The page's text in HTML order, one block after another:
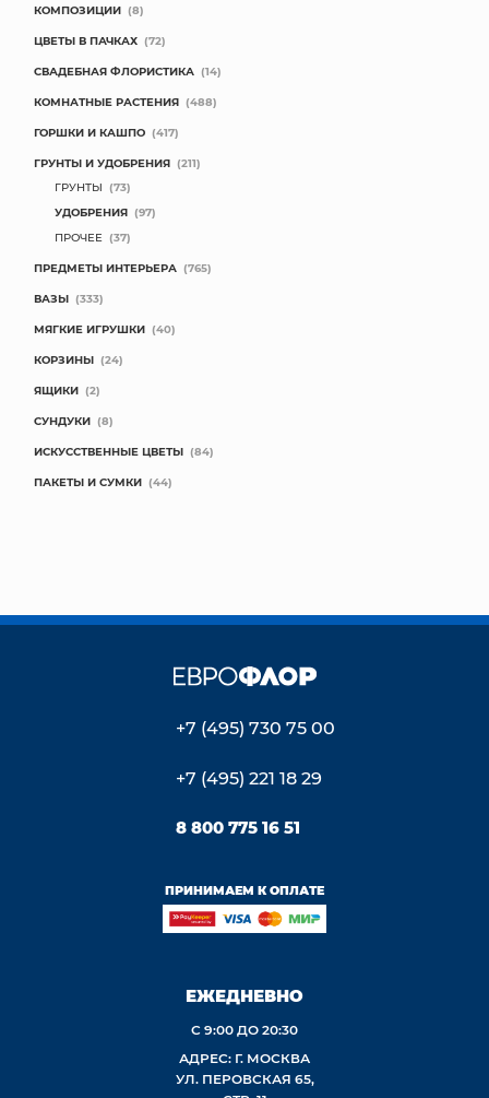
КОМПОЗИЦИИ (8)
ЦВЕТЫ В ПАЧКАХ (72)
СВАДЕБНАЯ ФЛОРИСТИКА (14)
КОМНАТНЫЕ РАСТЕНИЯ (488)
ГОРШКИ И КАШПО (417)
ГРУНТЫ И УДОБРЕНИЯ (211)
ГРУНТЫ (73)
УДОБРЕНИЯ (97)
ПРОЧЕЕ (37)
ПРЕДМЕТЫ ИНТЕРЬЕРА (765)
ВАЗЫ (333)
МЯГКИЕ ИГРУШКИ (40)
КОРЗИНЫ (24)
ЯЩИКИ (2)
СУНДУКИ (8)
ИСКУССТВЕННЫЕ ЦВЕТЫ (84)
ПАКЕТЫ И СУМКИ (44)
+7 (495) 730 75 00
+7 (495) 221 18 29
8 800 775 16 51
ПРИНИМАЕМ К ОПЛАТЕ
ЕЖЕДНЕВНО
С 9:00 ДО 20:30
АДРЕС: Г. МОСКВА
УЛ. ПЕРОВСКАЯ 65,